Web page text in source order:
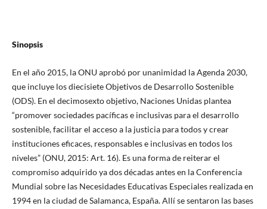
Sinopsis
En el año 2015, la ONU aprobó por unanimidad la Agenda 2030,
que incluye los diecisiete Objetivos de Desarrollo Sostenible
(ODS). En el decimosexto objetivo, Naciones Unidas plantea
“promover sociedades pacíficas e inclusivas para el desarrollo
sostenible, facilitar el acceso a la justicia para todos y crear
instituciones eficaces, responsables e inclusivas en todos los
niveles” (ONU, 2015: Art. 16). Es una forma de reiterar el
compromiso adquirido ya dos décadas antes en la Conferencia
Mundial sobre las Necesidades Educativas Especiales realizada en
1994 en la ciudad de Salamanca, España. Allí se sentaron las bases